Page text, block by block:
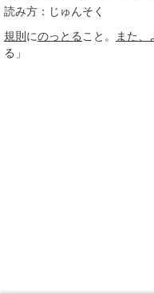
読み方：じゅんそく
規則 にのっとる こと。 また、
る」